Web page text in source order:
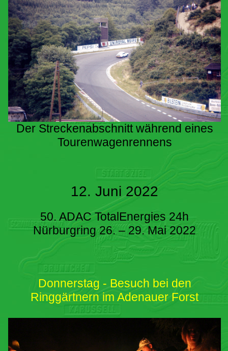
Der Streckenabschnitt während eines
Tourenwagenrennens
12. Juni 2022
50. ADAC TotalEnergies 24h
Nürburgring 26. – 29. Mai 2022
Donnerstag - Besuch bei den
Ringgärtnern im Adenauer Forst